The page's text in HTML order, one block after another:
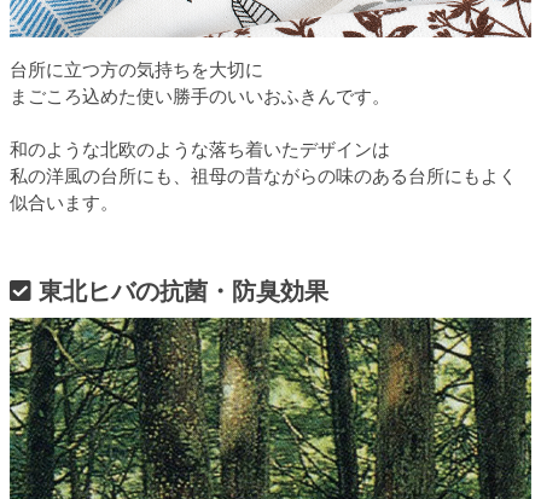
台所に立つ方の気持ちを大切に
まごころ込めた使い勝手のいいおふきんです。
和のような北欧のような落ち着いたデザインは
私の洋風の台所にも、祖母の昔ながらの味のある台所にもよく
似合います。
東北ヒバの抗菌・防臭効果